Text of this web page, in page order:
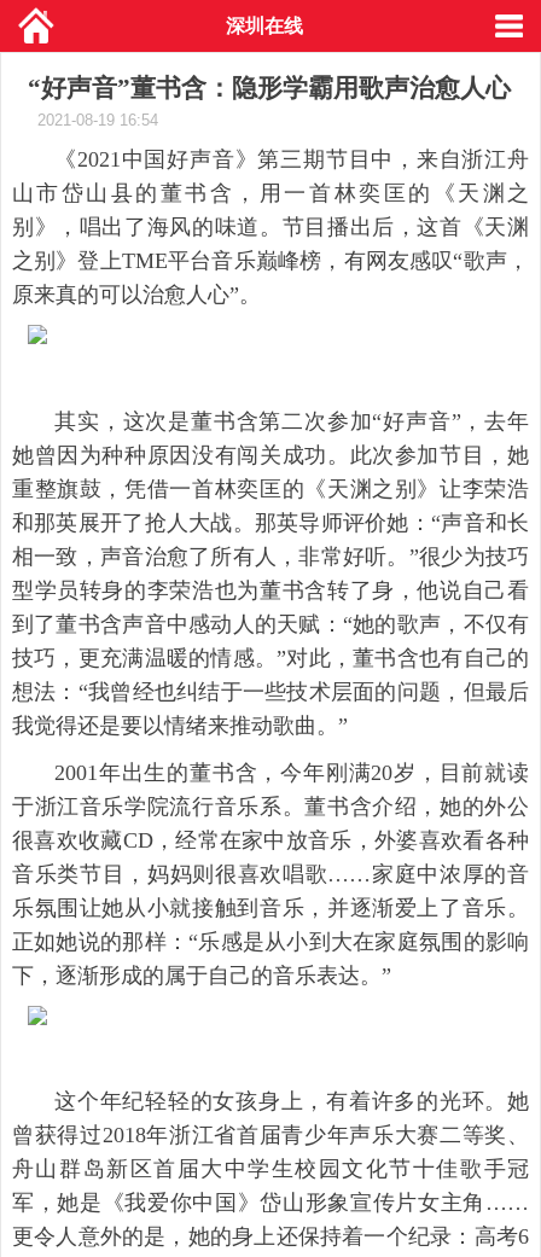
深圳在线
“好声音”董书含：隐形学霸用歌声治愈人心
2021-08-19 16:54
《2021中国好声音》第三期节目中，来自浙江舟
山市岱山县的董书含，用一首林奕匡的《天渊之
别》，唱出了海风的味道。节目播出后，这首《天渊
之别》登上TME平台音乐巅峰榜，有网友感叹“歌声，
原来真的可以治愈人心”。
其实，这次是董书含第二次参加“好声音”，去年
她曾因为种种原因没有闯关成功。此次参加节目，她
重整旗鼓，凭借一首林奕匡的《天渊之别》让李荣浩
和那英展开了抢人大战。那英导师评价她：“声音和长
相一致，声音治愈了所有人，非常好听。”很少为技巧
型学员转身的李荣浩也为董书含转了身，他说自己看
到了董书含声音中感动人的天赋：“她的歌声，不仅有
技巧，更充满温暖的情感。”对此，董书含也有自己的
想法：“我曾经也纠结于一些技术层面的问题，但最后
我觉得还是要以情绪来推动歌曲。”
2001年出生的董书含，今年刚满20岁，目前就读
于浙江音乐学院流行音乐系。董书含介绍，她的外公
很喜欢收藏CD，经常在家中放音乐，外婆喜欢看各种
音乐类节目，妈妈则很喜欢唱歌……家庭中浓厚的音
乐氛围让她从小就接触到音乐，并逐渐爱上了音乐。
正如她说的那样：“乐感是从小到大在家庭氛围的影响
下，逐渐形成的属于自己的音乐表达。”
这个年纪轻轻的女孩身上，有着许多的光环。她
曾获得过2018年浙江省首届青少年声乐大赛二等奖、
舟山群岛新区首届大中学生校园文化节十佳歌手冠
军，她是《我爱你中国》岱山形象宣传片女主角……
更令人意外的是，她的身上还保持着一个纪录：高考6